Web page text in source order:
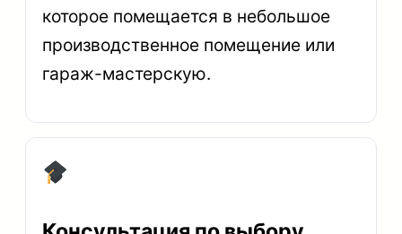
которое помещается в небольшое
производственное помещение или
гараж-мастерскую.